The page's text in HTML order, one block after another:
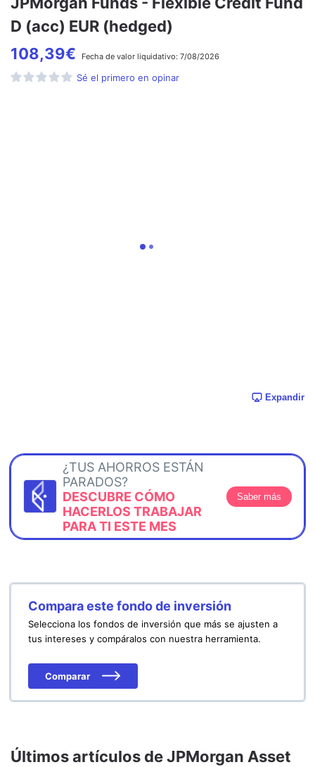
D (acc) EUR (hedged)
108,39€ Fecha de valor liquidativo: 7/08/2026
Sé el primero en opinar
Expandir
¿TUS AHORROS ESTÁN
PARADOS?
DESCUBRE CÓMO
HACERLOS TRABAJAR
PARA TI ESTE MES
Saber más
Compara este fondo de inversión
Selecciona los fondos de inversión que más se ajusten a
tus intereses y compáralos con nuestra herramienta.
Comparar
Últimos artículos de JPMorgan Asset